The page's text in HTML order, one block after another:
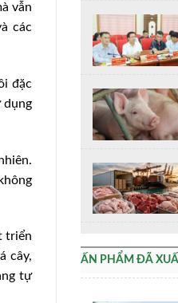
vẫn
các
đặc
dụng
triển
cây,
tự
ẤN PHẨM ĐÃ